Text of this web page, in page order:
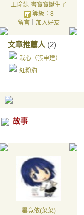
王瑜隸-書寶寶誕生了
等級：8
留言｜ 加入好友
文章推薦人 (2)
栽心（張申建）
紅粉豹
故事
畢竟依(菜菜)